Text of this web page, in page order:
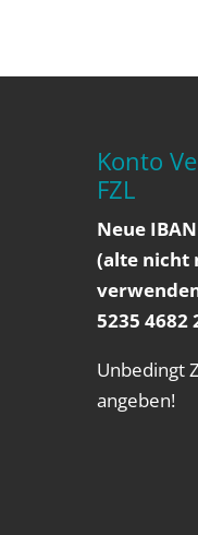
Konto
FZL
Neue
(alte nicht
5235 4682
Unbedingt
angeben!